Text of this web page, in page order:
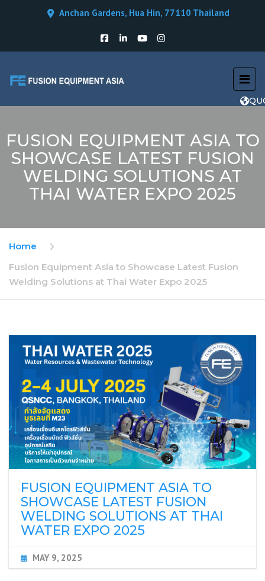
Anchan Gardens, Hua Hin, 77110 Thailand
FUSION EQUIPMENT ASIA TO
SHOWCASE LATEST FUSION
WELDING SOLUTIONS AT
THAI WATER EXPO 2025
Home
Fusion Equipment Asia to Showcase Latest Fusion
Welding Solutions at Thai Water Expo 2025
FUSION EQUIPMENT ASIA TO
SHOWCASE LATEST FUSION
WELDING SOLUTIONS AT THAI
WATER EXPO 2025
MAY 9, 2025